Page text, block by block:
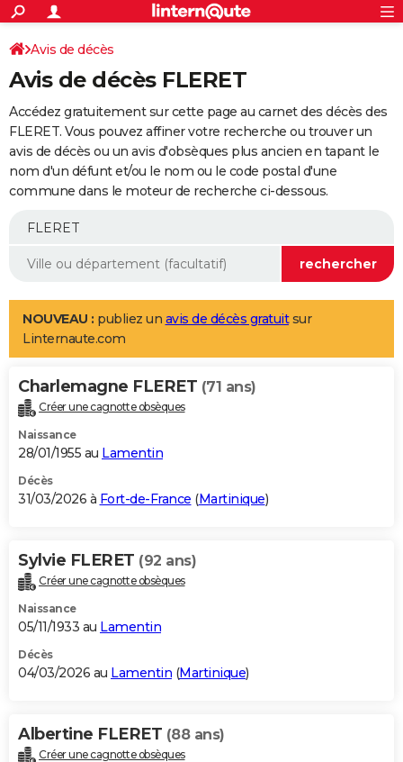
ACTUALITÉS
Politique
Société
Faits Divers
Education
Monde
Villes
+
SPORT
Coupe du monde 2026
Football
Tennis
Cyclisme
Rugby
Forum
Programme TV
TNT
Streaming
Cinéma
Sorties cinéma
Musique
+
FINANCE
Retraite
Epargne
Immobilier
Risques naturels par ville
Banque
Assurance
AUTO
Essais
Réserver un essai
Citadines
Berlines
SUV
Forum auto
+
Mobiles
Meilleur smartphone
Internet
Ordinateurs
Jeux vidéo
Guide high-tech
Aménagement intérieur
LIFESTYLE
Art de vivre
Bien-être
Loisirs
Mode
Modes de vie
Alimentation
Guide de la santé
Maladies
Médicaments
Sommeil
VOYAGE
Destinations
City break
Voyage nature
Voyage de noces
Forum
Climat
+PHOTO
GUIDES D'ACHAT
BONS PLANS
Carte de Noël
Carte Bonne année
Carte Saint-Valentin
Carte Pâques
Carte d'anniversaire
DICTIONNAIRE
Dictionnaire
Biographies
Citations
Expressions
Proverbes
PROGRAMME TV
S'inscrire
Se connecter
Lycées
Collèges
Primaires
Universités
Entreprises
Service militaire
Avis de recherche
AVIS DE DÉCÈS
Bricolage
Lifestyle
Culture
Sport
Auto
Television
Voyage
Cinema
Avis de décès
Avis de décès FLERET
Accédez gratuitement sur cette page au carnet des décès des
FLERET. Vous pouvez affiner votre recherche ou trouver un
avis de décès ou un avis d'obsèques plus ancien en tapant le
nom d'un défunt et/ou le nom ou le code postal d'une
commune dans le moteur de recherche ci-dessous.
NOUVEAU : publiez un avis de décès gratuitsur
Linternaute.com
Charlemagne FLERET (71 ans)
Créer une cagnotte obsèques
Naissance
28/01/1955 au Lamentin
Décès
31/03/2026 à Fort-de-France (Martinique)
Sylvie FLERET (92 ans)
Créer une cagnotte obsèques
Naissance
05/11/1933 au Lamentin
Décès
04/03/2026 au Lamentin (Martinique)
Albertine FLERET (88 ans)
Créer une cagnotte obsèques